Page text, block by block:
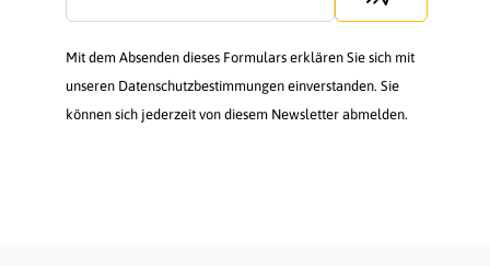
Mit dem Absenden dieses Formulars erklären Sie sich mit
unseren Datenschutzbestimmungen einverstanden. Sie
können sich jederzeit von diesem Newsletter abmelden.